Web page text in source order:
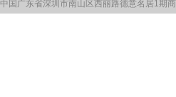
中国广东省深圳市南山区西丽路德意名居1